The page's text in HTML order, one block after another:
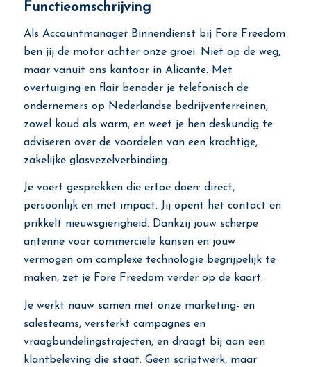
Functieomschrijving
Als Accountmanager Binnendienst bij Fore Freedom
ben jij de motor achter onze groei. Niet op de weg,
maar vanuit ons kantoor in Alicante. Met
overtuiging en flair benader je telefonisch de
ondernemers op Nederlandse bedrijventerreinen,
zowel koud als warm, en weet je hen deskundig te
adviseren over de voordelen van een krachtige,
zakelijke glasvezelverbinding.
Je voert gesprekken die ertoe doen: direct,
persoonlijk en met impact. Jij opent het contact en
prikkelt nieuwsgierigheid. Dankzij jouw scherpe
antenne voor commerciële kansen en jouw
vermogen om complexe technologie begrijpelijk te
maken, zet je Fore Freedom verder op de kaart.
Je werkt nauw samen met onze marketing- en
salesteams, versterkt campagnes en
vraagbundelingstrajecten, en draagt bij aan een
klantbeleving die staat. Geen scriptwerk, maar